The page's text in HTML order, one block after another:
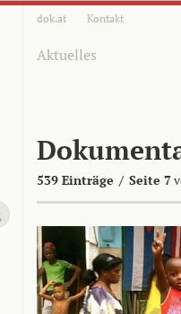
dok.at Kontakt
Aktuelles
539 Einträge / Seite 7